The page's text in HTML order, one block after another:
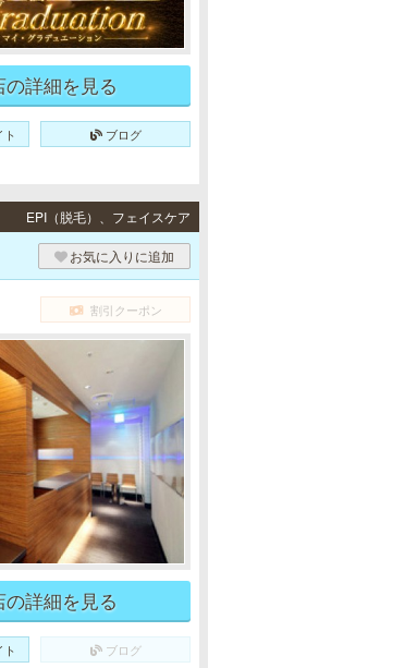
の詳細を見る
ブログ
EPI（脱毛）、フェイスケア
お気に入りに追加
割引クーポン
の詳細を見る
ブログ